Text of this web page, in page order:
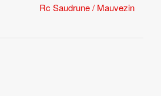
Rc Saudrune / Mauvezin